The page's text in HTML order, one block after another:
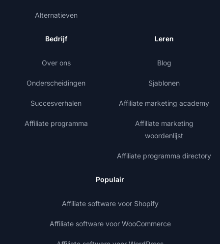
Alternatieven
Bedrijf
Over ons
Onderscheidingen
Succesverhalen
Affiliate programma
Leren
Blog
Sjablonen
Affiliate marketing academy
Affiliate marketing
woordenlijst
Affiliate programma directory
Populair
Affiliate software voor Shopify
Affiliate software voor WooCommerce